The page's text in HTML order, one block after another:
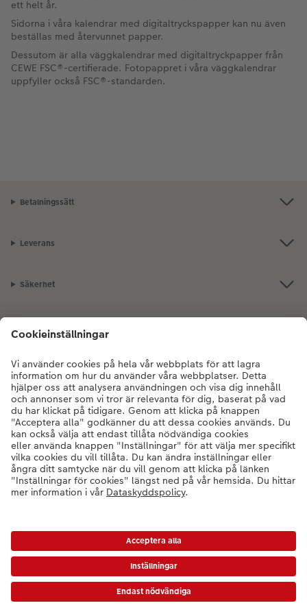
ett helt år.
Sidorna i våra kalendrar med digitaltryckspapper kan nu även
beställas med återvunnet papper.
Dessutom är alla väggkalendrar med digitaltryckpapper från
CEWE FSC®-certifierade. Fotopappret i våra väggkalendrar
uppfyller också FSC®-standarden.
Betalningssätt
Leverans
Säkerhet
Kundservice
Om oss
Fotoprodukter
Andra produkter
Kontakta kundservice:010-101 24 88- Mån-fre: 9:00-20:00 | Sön: 14:00-
20:00 (utom helgdagar)